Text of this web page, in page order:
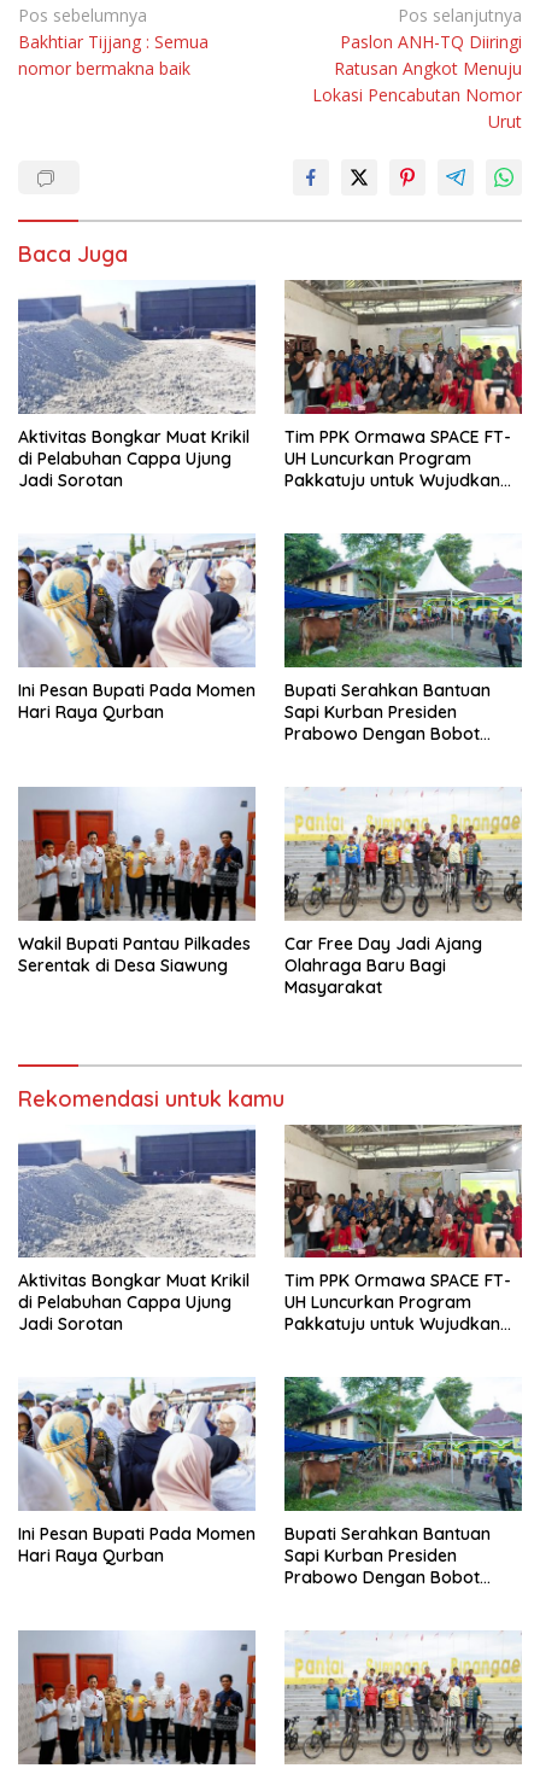
Navigasi
pos
Pos sebelumnya
Bakhtiar Tijjang : Semua
nomor bermakna baik
Pos selanjutnya
Paslon ANH-TQ Diiringi
Ratusan Angkot Menuju
Lokasi Pencabutan Nomor
Urut
Baca Juga
Aktivitas Bongkar Muat Krikil
di Pelabuhan Cappa Ujung
Jadi Sorotan
Tim PPK Ormawa SPACE FT-
UH Luncurkan Program
Pakkatuju untuk Wujudkan
Ini Pesan Bupati Pada Momen
Hari Raya Qurban
Bupati Serahkan Bantuan
Sapi Kurban Presiden
Prabowo Dengan Bobot
Wakil Bupati Pantau Pilkades
Serentak di Desa Siawung
Car Free Day Jadi Ajang
Olahraga Baru Bagi
Masyarakat
Rekomendasi untuk kamu
Aktivitas Bongkar Muat Krikil
di Pelabuhan Cappa Ujung
Jadi Sorotan
Tim PPK Ormawa SPACE FT-
UH Luncurkan Program
Pakkatuju untuk Wujudkan
Ini Pesan Bupati Pada Momen
Hari Raya Qurban
Bupati Serahkan Bantuan
Sapi Kurban Presiden
Prabowo Dengan Bobot